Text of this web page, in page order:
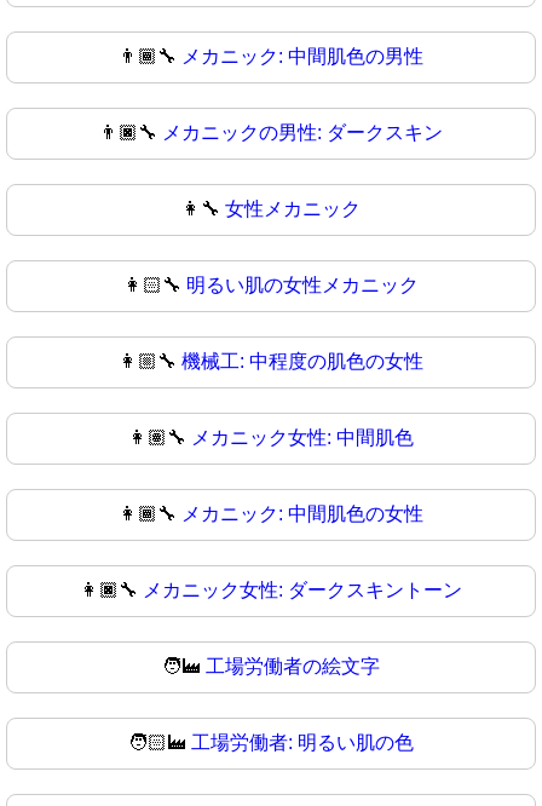
👨🏾‍🔧 メカニック: 中間肌色の男性
👨🏿‍🔧 メカニックの男性: ダークスキン
👩‍🔧 女性メカニック
👩🏻‍🔧 明るい肌の女性メカニック
👩🏼‍🔧 機械工: 中程度の肌色の女性
👩🏽‍🔧 メカニック女性: 中間肌色
👩🏾‍🔧 メカニック: 中間肌色の女性
👩🏿‍🔧 メカニック女性: ダークスキントーン
🧑‍🏭 工場労働者の絵文字
🧑🏻‍🏭 工場労働者: 明るい肌の色